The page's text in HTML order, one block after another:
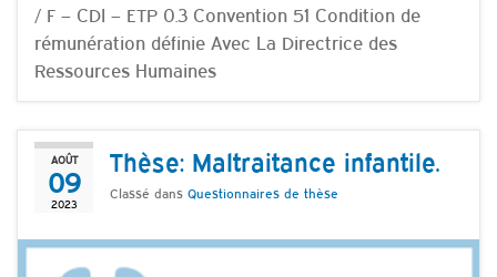
/ F – CDI – ETP 0.3 Convention 51 Condition de
rémunération définie Avec La Directrice des
Ressources Humaines
AOÛT
09
2023
Thèse: Maltraitance infantile.
Classé dans Questionnaires de thèse